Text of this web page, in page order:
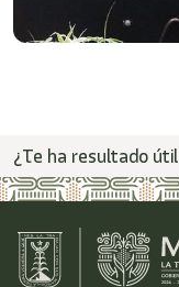
¿Te ha resultado